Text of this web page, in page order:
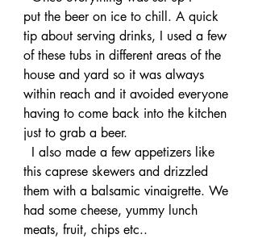
put the beer on ice to chill. A quick
tip about serving drinks, I used a few
of these tubs in different areas of the
house and yard so it was always
within reach and it avoided everyone
having to come back into the kitchen
just to grab a beer.
this caprese skewers and drizzled
them with a balsamic vinaigrette. We
had some cheese, yummy lunch
meats, fruit, chips etc..